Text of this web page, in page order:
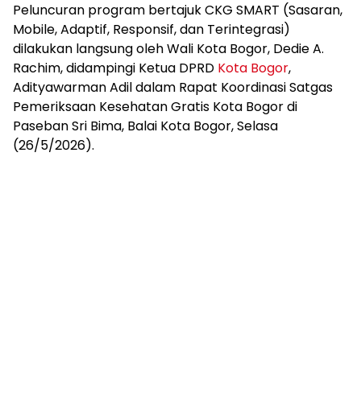
Peluncuran program bertajuk CKG SMART (Sasaran,
Mobile, Adaptif, Responsif, dan Terintegrasi)
dilakukan langsung oleh Wali Kota Bogor, Dedie A.
Rachim, didampingi Ketua DPRD Kota Bogor,
Adityawarman Adil dalam Rapat Koordinasi Satgas
Pemeriksaan Kesehatan Gratis Kota Bogor di
Paseban Sri Bima, Balai Kota Bogor, Selasa
(26/5/2026).